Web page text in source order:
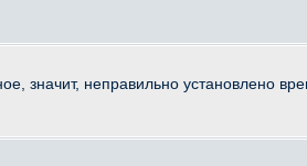
значит, неправильно установлено